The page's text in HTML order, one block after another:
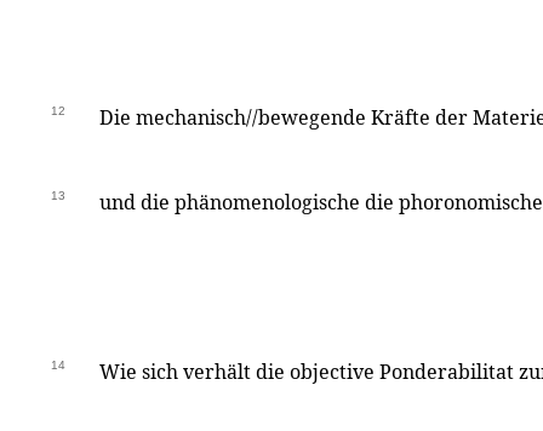
12 Die mechanisch//bewegende Kräfte der
13 und die phänomenologische die
14 Wie sich verhält die objective Ponderabilitat